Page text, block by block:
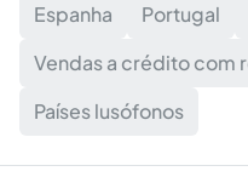
Espanha
Portugal
Vendas a crédito com
Países lusófonos